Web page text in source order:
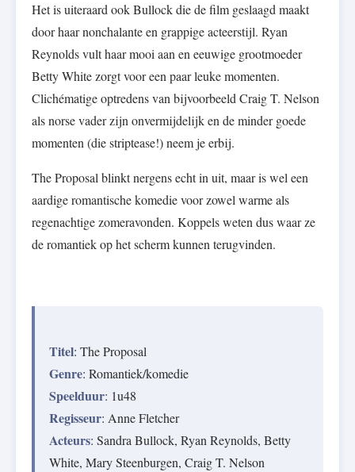
Het is uiteraard ook Bullock die de film geslaagd maakt
door haar nonchalante en grappige acteerstijl. Ryan
Reynolds vult haar mooi aan en eeuwige grootmoeder
Betty White zorgt voor een paar leuke momenten.
Clichématige optredens van bijvoorbeeld Craig T. Nelson
als norse vader zijn onvermijdelijk en de minder goede
momenten (die striptease!) neem je erbij.
The Proposal blinkt nergens echt in uit, maar is wel een
aardige romantische komedie voor zowel warme als
regenachtige zomeravonden. Koppels weten dus waar ze
de romantiek op het scherm kunnen terugvinden.
Titel: The Proposal
Genre: Romantiek/komedie
Speelduur: 1u48
Regisseur: Anne Fletcher
Acteurs: Sandra Bullock, Ryan Reynolds, Betty
White, Mary Steenburgen, Craig T. Nelson